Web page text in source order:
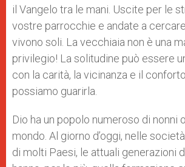
il Vangelo tra le mani. Uscite per le
vostre parrocchie e andate a
vivono soli. La vecchiaia non è una
privilegio! La solitudine può essere
con la carità, la vicinanza e il
possiamo guarirla.
Dio ha un popolo numeroso di nonni
mondo. Al giorno d’oggi, nelle
di molti Paesi, le attuali generazioni